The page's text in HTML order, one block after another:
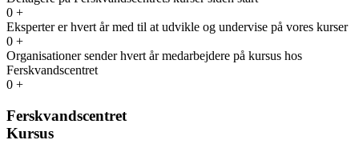
0 +
Eksperter er hvert år med til at udvikle og undervise på vores kurser
0 +
Organisationer sender hvert år medarbejdere på kursus hos
Ferskvandscentret
0 +
Ferskvandscentret
Kursus